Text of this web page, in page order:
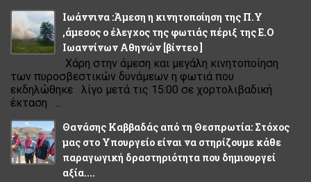
Ιωάννινα :Άμεση η κινητοποίηση της Π.Υ
,άμεσος ο έλεγχος της φωτιάς πέριξ της Ε.Ο
Ιωαννίνων Αθηνών [βίντεο ]
Χάρη στην άμεση και μεγάλη κινητοποίηση
των πυροσβεστικών δυνάμεων η φωτιά που
εκδηλώθηκε λίγο μετά τις 15:00 σε χορτολιβαδική
έκταση ...
Θανάσης Καββαδάς από τη Θεσπρωτία: Στόχος
μας στο Υπουργείο είναι να στηρίζουμε κάθε
παραγωγική δραστηριότητα που δημιουργεί
αξία....